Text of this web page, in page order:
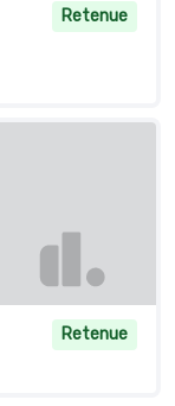
Retenue
Retenue